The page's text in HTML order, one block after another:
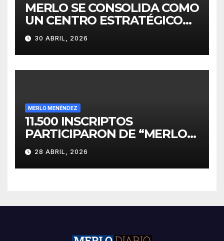
MERLO SE CONSOLIDA COMO
UN CENTRO ESTRATÉGICO
PARA EL DESARROLLO DE
INVERSIONES
30 ABRIL, 2026
MERLO MENÉNDEZ
11.500 INSCRIPTOS
PARTICIPARON DE “MERLO
CORRE POR MALVINAS”
28 ABRIL, 2026